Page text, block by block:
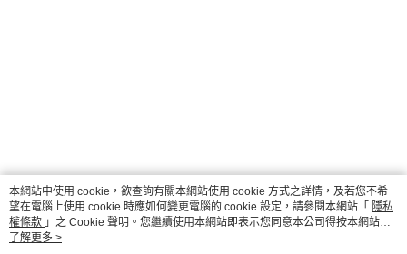
本網站中使用 cookie，欲查詢有關本網站使用 cookie 方式之詳情，及若您不希
望在電腦上使用 cookie 時應如何變更電腦的 cookie 設定，請參閱本網站「 隱私
權條款 」之 Cookie 聲明。您繼續使用本網站即表示您同意本公司得按本網站使
用條款之 Cookie 聲明使用 cookie。
了解更多 >